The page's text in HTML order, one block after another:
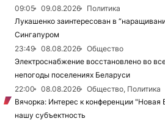
09:05
09.08.2026
Политика
Лукашенко заинтересован в
Сингапуром
23:49
08.08.2026
Общество
Электроснабжение восстановлено во
непогоды поселениях Беларуси
22:00
08.08.2026
Общество, Политика
Вячорка: Интерес к конференции "Новая
нашу субъектность